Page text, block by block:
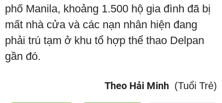
phố Manila, khoảng 1.500 hộ gia đình đã bị
mất nhà cửa và các nạn nhân hiện đang
phải trú tạm ở khu tổ hợp thể thao Delpan
gần đó.
Theo Hải Minh (Tuổi Trẻ)